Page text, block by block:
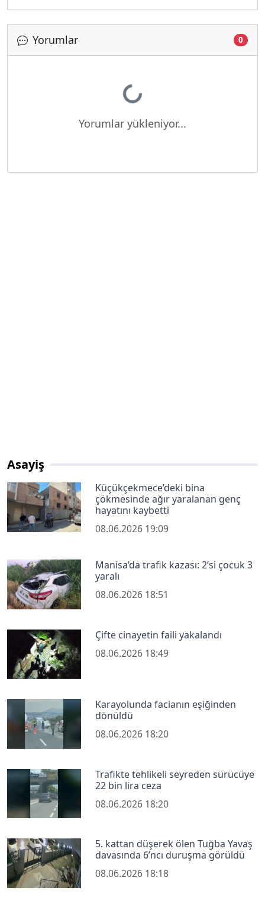
Yorumlar 0
Yükleniyor...
Yorumlar yükleniyor...
Asayiş
Küçükçekmece’deki bina
çökmesinde ağır yaralanan genç
hayatını kaybetti
08.06.2026 19:09
Manisa’da trafik kazası: 2’si çocuk 3
yaralı
08.06.2026 18:51
Çifte cinayetin faili yakalandı
08.06.2026 18:49
Karayolunda facianın eşiğinden
dönüldü
08.06.2026 18:20
Trafikte tehlikeli seyreden sürücüye
22 bin lira ceza
08.06.2026 18:20
5. kattan düşerek ölen Tuğba Yavaş
davasında 6’ncı duruşma görüldü
08.06.2026 18:18